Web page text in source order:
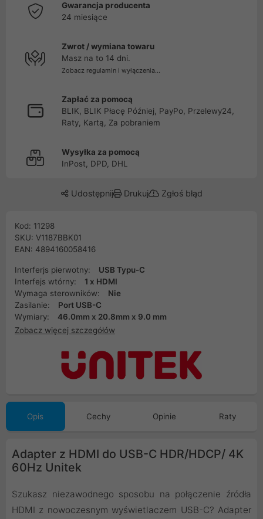
Gwarancja producenta
24 miesiące
Zwrot / wymiana towaru
Masz na to 14 dni.
Zobacz regulamin i wyłączenia...
Zapłać za pomocą
BLIK, BLIK Płacę Później, PayPo, Przelewy24,
Raty, Kartą, Za pobraniem
Wysyłka za pomocą
InPost, DPD, DHL
Udostępnij Drukuj Zgłoś błąd
Kod: 11298
SKU: V1187BBK01
EAN: 4894160058416
Interferjs pierwotny:
USB Typu-C
Interfejs wtórny:
1 x HDMI
Wymaga sterowników:
Nie
Zasilanie:
Port USB-C
Wymiary:
46.0mm x 20.8mm x 9.0 mm
Zobacz więcej szczegółów
Opis Cechy Opinie Raty
Adapter z HDMI do USB-C HDR/HDCP/ 4K
60Hz Unitek
Szukasz niezawodnego sposobu na połączenie źródła
HDMI z nowoczesnym wyświetlaczem USB-C? Adapter